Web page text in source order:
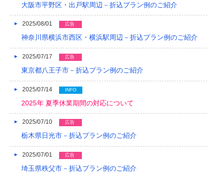
2018/04
2018/03
2018/02
2018/01
2017/12
2017/11
大阪市平野区・出戸駅周辺－折込プラン例のご紹介
2025/08/01 広告
神奈川県横浜市西区・横浜駅周辺－折込プラン例のご紹介
2025/07/17 広告
東京都八王子市－折込プラン例のご紹介
2025/07/14 INFO
2025年 夏季休業期間の対応について
2025/07/10 広告
栃木県日光市－折込プラン例のご紹介
2025/07/01 広告
埼玉県秩父市－折込プラン例のご紹介